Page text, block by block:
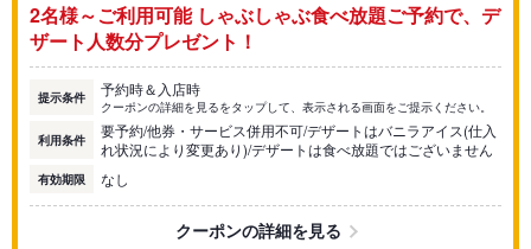
2名様～ご利用可能 しゃぶしゃぶ食べ放題ご予約で、デ
ザート人数分プレゼント！
提示条件 予約時＆入店時
クーポンの詳細を見るをタップして、表示される画面をご提示ください。
利用条件
要予約/他券・サービス併用不可/デザートはバニラアイス(仕入
れ状況により変更あり)/デザートは食べ放題ではございません
有効期限 なし
クーポンの詳細を見る